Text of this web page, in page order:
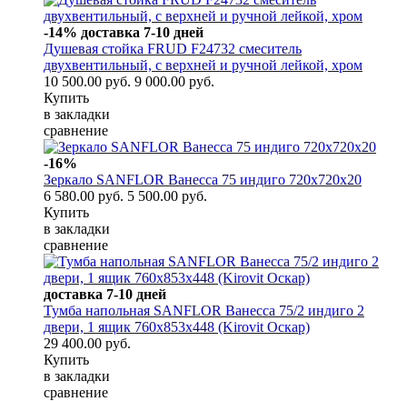
-14% доставка 7-10 дней
Душевая стойка FRUD F24732 смеситель
двухвентильный, с верхней и ручной лейкой, хром
10 500.00 руб. 9 000.00 руб.
Купить
в закладки
сравнение
-16%
Зеркало SANFLOR Ванесса 75 индиго 720х720х20
6 580.00 руб. 5 500.00 руб.
Купить
в закладки
сравнение
доставка 7-10 дней
Тумба напольная SANFLOR Ванесса 75/2 индиго 2
двери, 1 ящик 760х853х448 (Kirovit Оскар)
29 400.00 руб.
Купить
в закладки
сравнение